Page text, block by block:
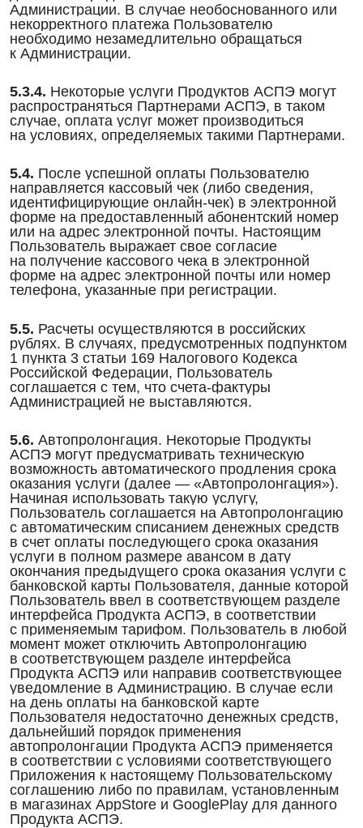
Администрации. В случае необоснованного или
некорректного платежа Пользователю
необходимо незамедлительно обращаться
к Администрации.
5.3.4. Некоторые услуги Продуктов АСПЭ могут
распространяться Партнерами АСПЭ, в таком
случае, оплата услуг может производиться
на условиях, определяемых такими Партнерами.
5.4. После успешной оплаты Пользователю
направляется кассовый чек (либо сведения,
идентифицирующие онлайн-чек) в электронной
форме на предоставленный абонентский номер
или на адрес электронной почты. Настоящим
Пользователь выражает свое согласие
на получение кассового чека в электронной
форме на адрес электронной почты или номер
телефона, указанные при регистрации.
5.5. Расчеты осуществляются в российских
рублях. В случаях, предусмотренных подпунктом
1 пункта 3 статьи 169 Налогового Кодекса
Российской Федерации, Пользователь
соглашается с тем, что счета-фактуры
Администрацией не выставляются.
5.6. Автопролонгация. Некоторые Продукты
АСПЭ могут предусматривать техническую
возможность автоматического продления срока
оказания услуги (далее — «Автопролонгация»).
Начиная использовать такую услугу,
Пользователь соглашается на Автопролонгацию
с автоматическим списанием денежных средств
в счет оплаты последующего срока оказания
услуги в полном размере авансом в дату
окончания предыдущего срока оказания услуги с
банковской карты Пользователя, данные которой
Пользователь ввел в соответствующем разделе
интерфейса Продукта АСПЭ, в соответствии
с применяемым тарифом. Пользователь в любой
момент может отключить Автопролонгацию
в соответствующем разделе интерфейса
Продукта АСПЭ или направив соответствующее
уведомление в Администрацию. В случае если
на день оплаты на банковской карте
Пользователя недостаточно денежных средств,
дальнейший порядок применения
автопролонгации Продукта АСПЭ применяется
в соответствии с условиями соответствующего
Приложения к настоящему Пользовательскому
соглашению либо по правилам, установленным
в магазинах AppStore и GooglePlay для данного
Продукта АСПЭ.